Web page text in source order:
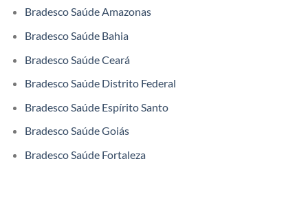
Bradesco Saúde Amazonas
Bradesco Saúde Bahia
Bradesco Saúde Ceará
Bradesco Saúde Distrito Federal
Bradesco Saúde Espírito Santo
Bradesco Saúde Goiás
Bradesco Saúde Fortaleza